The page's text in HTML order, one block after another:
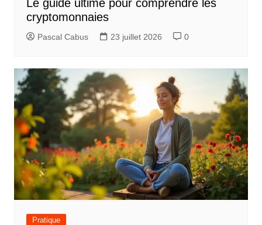
r
t
i
c
l
e
Le guide ultime pour comprendre les
cryptomonnaies
Pascal Cabus 23 juillet 2026 0
Pratique